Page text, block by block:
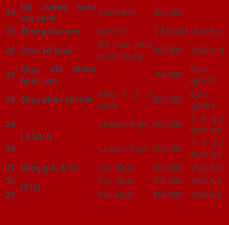
24 Nẹp vuông hoặc
vát cạnh
10x45mm
200.000
25 Khung bao sơn Sơn PU 1.200.000 VNĐ/bộ
26 Door Sil Inox
Đố chân phía
dưới khung
990.000 VNĐ/md
27 Chạy chỉ nhôm
hoặc sơn
150.000
Đơn
giá/chỉ
28 Chạy phào chỉ nổi
Kiểu 1, 2, 3
pano
800.000
Đơn
giá/bộ
29
Lá Sách
Lá sách Ô gió 650.000
2 ô gió
dưới/bộ
30
Lá sách Ô gió 550.000
1 ô gió
dưới/bộ
31
Bông gió, ô fix
(5 ly)
Cao 40cm 650.000
VNĐ/bộ
32
Cao 50cm 750.000
VNĐ/bộ
33
Cao 60cm 850.000 VNĐ/bộ